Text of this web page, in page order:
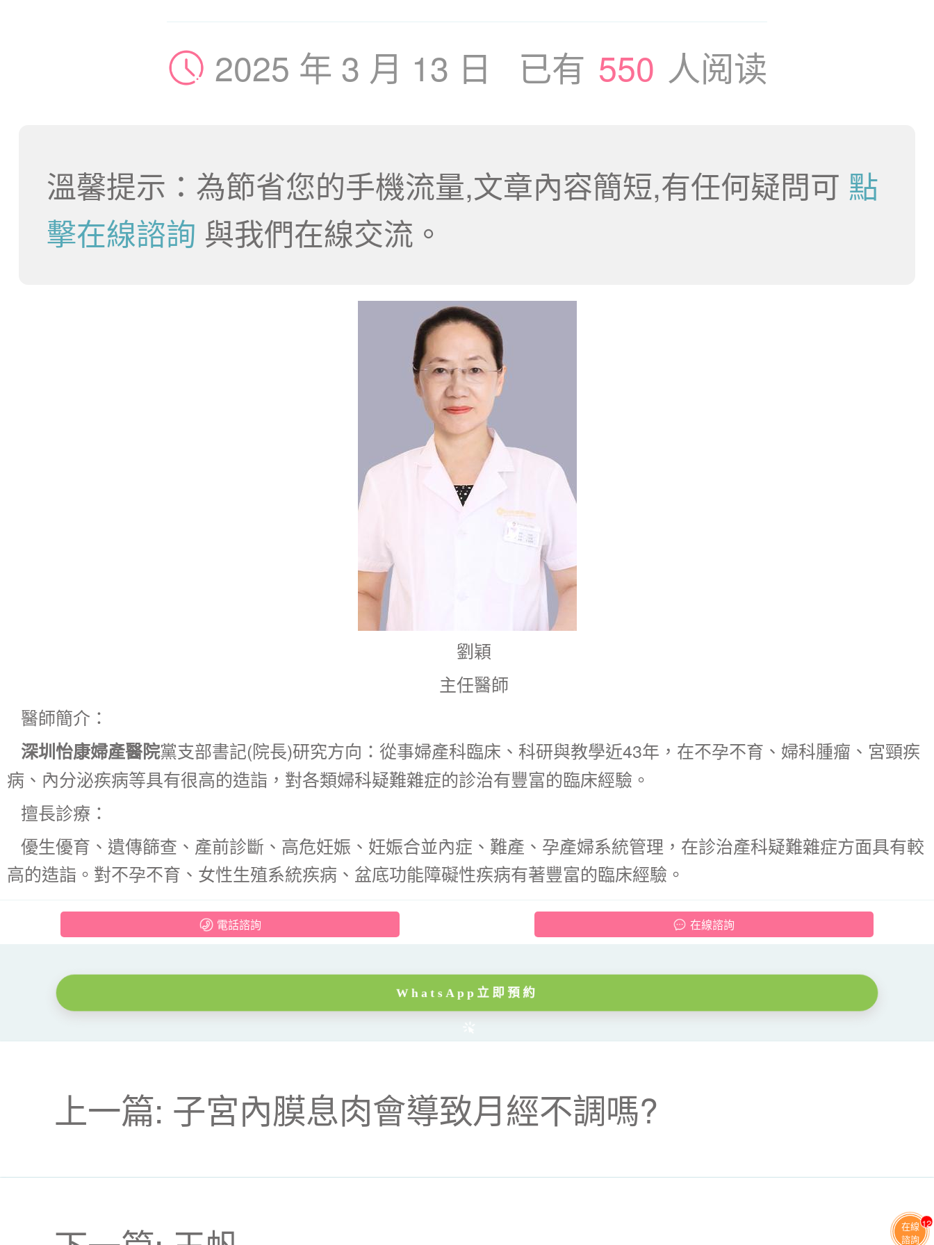
2025 年 3 月 13 日 已有 550 人阅读
溫馨提示：為節省您的手機流量,文章內容簡短,有任何疑問可 點
擊在線諮詢 與我們在線交流。
劉穎
主任醫師
醫師簡介：
深圳怡康婦產醫院黨支部書記(院長)研究方向：從事婦產科臨床、科研與教學近43年，在不孕不育、婦科腫瘤、宮頸疾
病、內分泌疾病等具有很高的造詣，對各類婦科疑難雜症的診治有豐富的臨床經驗。
擅長診療：
優生優育、遺傳篩查、產前診斷、高危妊娠、妊娠合並內症、難產、孕產婦系統管理，在診治產科疑難雜症方面具有較
高的造詣。對不孕不育、女性生殖系統疾病、盆底功能障礙性疾病有著豐富的臨床經驗。
電話諮詢 在線諮詢
WhatsApp立即預約
上一篇: 子宮內膜息肉會導致月經不調嗎?
在線
諮詢
13